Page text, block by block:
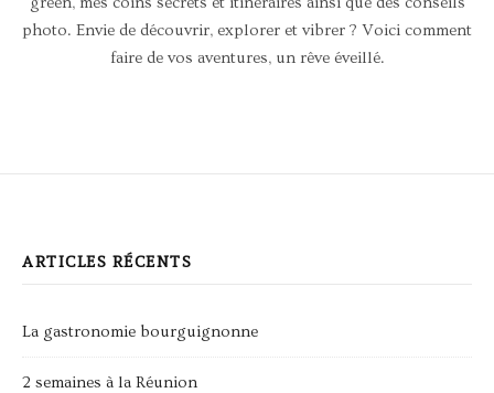
photo. Envie de découvrir, explorer et vibrer ? Voici comment
faire de vos aventures, un rêve éveillé.
ARTICLES RÉCENTS
La gastronomie bourguignonne
2 semaines à la Réunion